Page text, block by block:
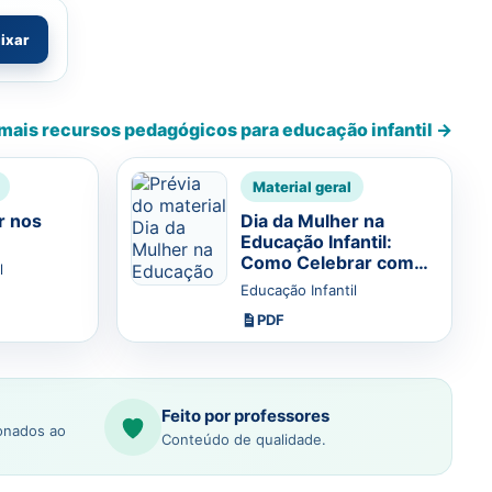
recursos pedagógicos para educação infantil →
nos
Material geral
Dia da Mulher na
Educação Infantil:
Como Celebrar com
Sucesso
Educação Infantil
PDF
ao
Feito por professores
Conteúdo de qualidade.